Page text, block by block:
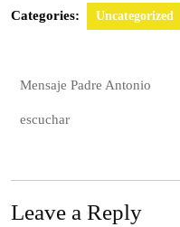
Categories: Uncategorized
Mensaje Padre Antonio
escuchar
Leave a Reply